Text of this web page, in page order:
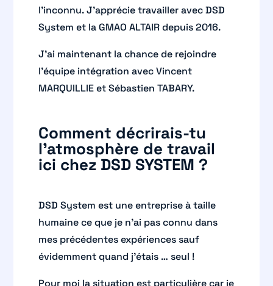
l’inconnu. J’apprécie travailler avec DSD
System et la GMAO ALTAIR depuis 2016.
J’ai maintenant la chance de rejoindre
l’équipe intégration avec Vincent
MARQUILLIE et Sébastien TABARY.
Comment décrirais-tu
l’atmosphère de travail
ici chez DSD SYSTEM ?
DSD System est une entreprise à taille
humaine ce que je n’ai pas connu dans
mes précédentes expériences sauf
évidemment quand j’étais … seul !
Pour moi la situation est particulière car je